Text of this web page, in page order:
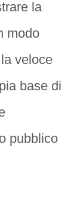
la
modo
veloce
base di
pubblico